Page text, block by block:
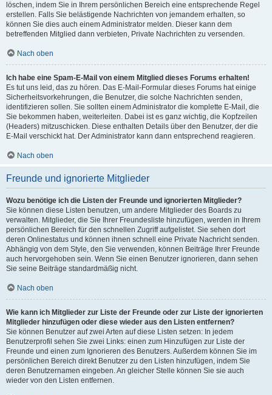
löschen, indem Sie in Ihrem persönlichen Bereich eine entsprechende Regel
erstellen. Falls Sie belästigende Nachrichten von jemandem erhalten, so
können Sie dies auch einem Administrator melden. Dieser kann dem
betreffenden Mitglied dann verbieten, Private Nachrichten zu versenden.
Nach oben
Ich habe eine Spam-E-Mail von einem Mitglied dieses Forums erhalten!
Es tut uns leid, das zu hören. Das E-Mail-Formular dieses Forums hat einige
Sicherheitsvorkehrungen, die Benutzer, die solche Nachrichten senden,
identifizieren sollen. Sie sollten einem Administrator die komplette E-Mail, die
Sie bekommen haben, weiterleiten. Dabei ist es ganz wichtig, die Kopfzeilen
(Headers) mitzuschicken. Diese enthalten Details über den Benutzer, der die
E-Mail verschickt hat. Der Administrator kann dann entsprechend reagieren.
Nach oben
Freunde und ignorierte Mitglieder
Wozu benötige ich die Listen der Freunde und ignorierten Mitglieder?
Sie können diese Listen benutzen, um andere Mitglieder des Boards zu
verwalten. Mitglieder, die Sie Ihrer Freundesliste hinzufügen, werden in Ihrem
persönlichen Bereich für den schnellen Zugriff aufgelistet. Sie sehen dort
deren Onlinestatus und können ihnen schnell eine Private Nachricht senden.
Abhängig von dem Style, den Sie verwenden, können Beiträge Ihrer Freunde
auch hervorgehoben sein. Wenn Sie einen Benutzer ignorieren, dann sehen
Sie seine Beiträge standardmäßig nicht.
Nach oben
Wie kann ich Mitglieder zur Liste der Freunde oder zur Liste der ignorierten
Mitglieder hinzufügen oder diese wieder aus den Listen entfernen?
Sie können Benutzer auf zwei Arten auf diese Listen setzen: In jedem
Benutzerprofil sehen Sie zwei Links: einen zum Hinzufügen zur Liste der
Freunde und einen zum Ignorieren des Benutzers. Außerdem können Sie im
persönlichen Bereich direkt Benutzer zu den Listen hinzufügen, indem Sie
deren Benutzernamen eingeben. An gleicher Stelle können Sie sie auch
wieder von den Listen entfernen.